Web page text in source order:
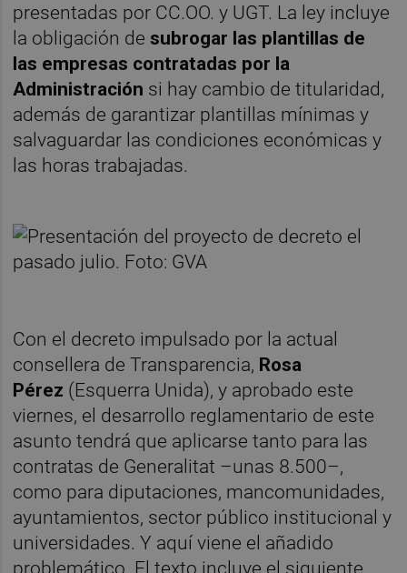
presentadas por CC.OO. y UGT. La ley incluye
la obligación desubrogar las plantillas de
las empresas contratadas por la
Administración si hay cambio de titularidad,
además de garantizar plantillas mínimas y
salvaguardar las condiciones económicas y
las horas trabajadas.
Con el decreto impulsado por la actual
consellera de Transparencia, Rosa
Pérez (Esquerra Unida), y aprobado este
viernes, el desarrollo reglamentario de este
asunto tendrá que aplicarse tanto para las
contratas de Generalitat –unas 8.500–,
como para diputaciones, mancomunidades,
ayuntamientos, sector público institucional y
universidades. Y aquí viene el añadido
problemático. El texto incluye el siguiente